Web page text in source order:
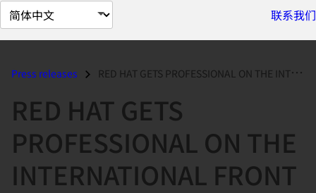
切
换
面
联系我们
Press releases RED HAT GETS PROFESSIONAL ON THE INTERNATIONAL FRONT...
RED HAT GETS
PROFESSIONAL ON THE
INTERNATIONAL FRONT